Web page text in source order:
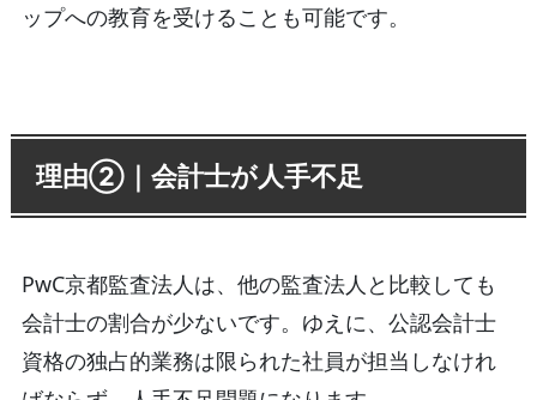
ップへの教育を受けることも可能です。
理由②｜会計士が人手不足
PwC京都監査法人は、他の監査法人と比較しても
会計士の割合が少ないです。ゆえに、公認会計士
資格の独占的業務は限られた社員が担当しなけれ